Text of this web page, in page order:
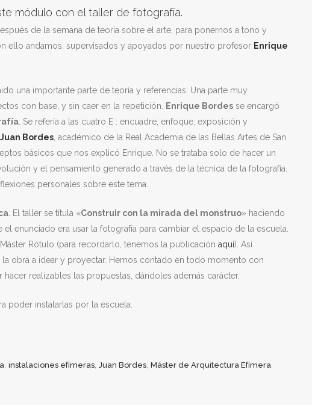
módulo con el taller de fotografía.
de la semana de teoría sobre el arte, para ponernos a tono y
ello andamos, supervisados y apoyados por nuestro profesor Enrique
una importante parte de teoría y referencias. Una parte muy
con base, y sin caer en la repetición.
Enrique Bordes se encargó
. Se refería a las cuatro E : encuadre, enfoque, exposición y
Juan Bordes , académico de la Real Academia de las Bellas Artes de San
básicos que nos explicó Enrique. No se trataba solo de hacer un
y el pensamiento generado a través de la técnica de la fotografía.
personales sobre este tema.
. El taller se titula «Construir con la mirada del monstruo» haciendo
enunciado era usar la fotografía para cambiar el espacio de la escuela.
Rótulo (para recordarlo, tenemos la publicación aquí). Así
obra a idear y proyectar. Hemos contado en todo momento con
realizables las propuestas, dándoles además carácter.
poder instalarlas por la escuela.
instalaciones efímeras Juan Bordes Máster de Arquitectura Efímera